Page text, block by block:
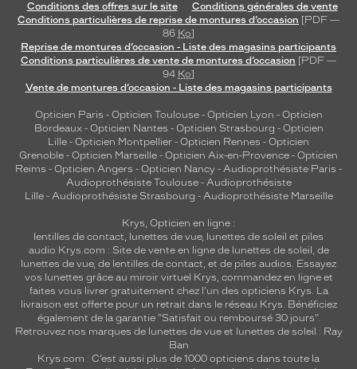
Conditions des offres sur le site
Conditions générales de vente
Conditions particulières de reprise de montures d’occasion [PDF —
86 Ko]
Reprise de montures d’occasion - Liste des magasins participants
Conditions particulières de vente de montures d’occasion [PDF —
94 Ko]
Vente de montures d’occasion - Liste des magasins participants
Opticien Paris - Opticien Toulouse- Opticien Lyon - Opticien
Bordeaux- Opticien Nantes - Opticien Strasbourg - Opticien
Lille - Opticien Montpellier - Opticien Rennes - Opticien
Grenoble - Opticien Marseille - Opticien Aix-en-Provence - Opticien
Reims - Opticien Angers - Opticien Nancy - Audioprothésiste Paris -
Audioprothésiste Toulouse- Audioprothésiste
Lille- Audioprothésiste Strasbourg - Audioprothésiste Marseille
Krys, Opticien en ligne :
lentilles de contact, lunettes de vue, lunettes de soleil et piles
audio Krys.com : Site de vente en ligne de lunettes de soleil, de
lunettes de vue, de lentilles de contact, et de piles audios. Essayez
vos lunettes grâce au miroir virtuel Krys, commandez en ligne et
faites vous livrer gratuitement chez l'un des opticiens Krys. La
livraison est offerte pour un retrait dans le réseau Krys. Bénéficiez
également de la garantie "Satisfait ou remboursé 30 jours".
Retrouvez nos marques de lunettes de vue et lunettes de soleil : Ray
Ban
Krys.com : C’est aussi plus de 1000 opticiens dans toute la